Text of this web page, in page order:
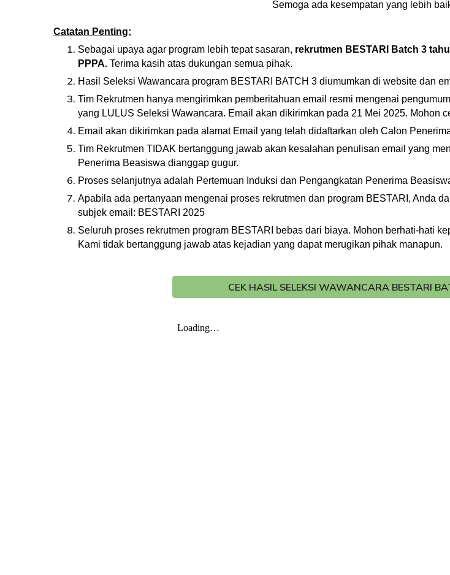
Semoga ada kesempatan yang lebih
Catatan Penting:
Sebagai upaya agar program lebih tepat sasaran, rekrutmen BESTARI Batch 3
PPPA. Terima kasih atas dukungan semua pihak.
Hasil SeleksiWawancara program BESTARI BATCH3 diumumkan di website dan
Tim Rekrutmen hanya mengirimkan pemberitahuan email resmi mengenai
yang LULUS SeleksiWawancara. Email akan dikirimkan pada 21 Mei 2025. Mohon
Email akan dikirimkan pada alamat Email yang telah didaftarkan oleh Calon
Tim Rekrutmen TIDAK bertanggung jawab akan kesalahan penulisan email yang
Penerima Beasiswa dianggap gugur.
Proses selanjutnya adalah Pertemuan Induksi dan Pengangkatan Penerima
Apabila ada pertanyaan mengenai proses rekrutmen dan program BESTARI, Anda
subjek email: BESTARI 2025
Seluruh proses rekrutmen program BESTARI bebas dari biaya. Mohon berhati-hati
Kami tidak bertanggung jawab atas kejadian yang dapat merugikan pihak manapun.
CEK HASIL SELEKSI WAWANCARA BESTARI